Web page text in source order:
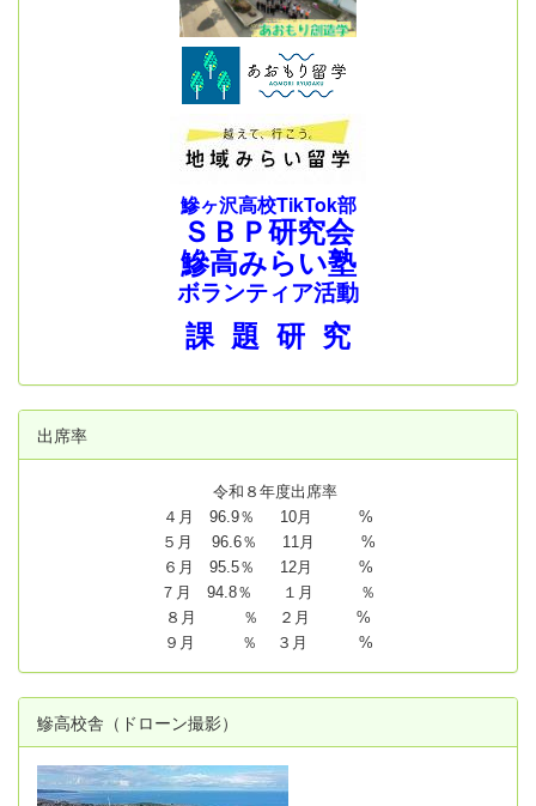
鰺ヶ沢高校TikTok部
ＳＢＰ研究会
鰺高みらい塾
ボランティア活動
課 題 研 究
出席率
令和８年度出席率
４月 96.9％ 10月 %
５月 96.6％ 11月 %
６月 95.5％ 12月 %
７月 94.8％ １月 ％
８月 ％ ２月 %
９月 ％ ３月 %
鰺高校舎（ドローン撮影）